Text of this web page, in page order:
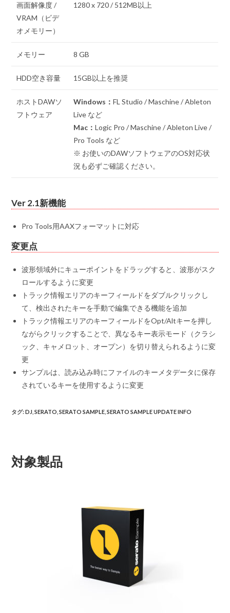
画面解像度 /
VRAM（ビデ
オメモリー）
1280 x 720 / 512MB以上
メモリー 8 GB
HDD空き容量 15GB以上を推奨
ホストDAWソ
フトウェア
Windows：FL Studio / Maschine / Ableton
Live など
Mac：Logic Pro / Maschine / Ableton Live /
Pro Tools など
※ お使いのDAWソフトウェアのOS対応状
況も必ずご確認ください。
Ver 2.1新機能
Pro Tools用AAXフォーマットに対応
変更点
波形領域外にキューポイントをドラッグすると、波形がスク
ロールするように変更
トラック情報エリアのキーフィールドをダブルクリックし
て、検出されたキーを手動で編集できる機能を追加
トラック情報エリアのキーフィールドをOpt/Altキーを押し
ながらクリックすることで、異なるキー表示モード（クラシ
ック、キャメロット、オープン）を切り替えられるように変
更
サンプルは、読み込み時にファイルのキーメタデータに保存
されているキーを使用するように変更
タグ:DJ SERATO SERATO SAMPLE SERATO SAMPLE UPDATE INFO
対象製品